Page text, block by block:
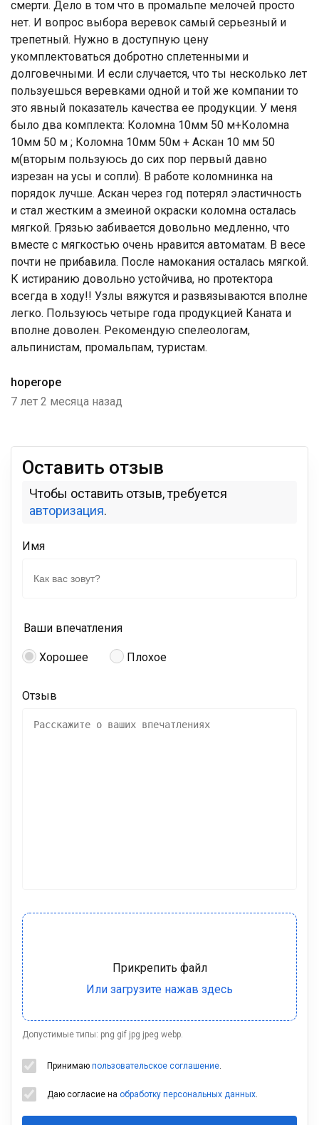
смерти. Дело в том что в промальпе мелочей просто
нет. И вопрос выбора веревок самый серьезный и
трепетный. Нужно в доступную цену
укомплектоваться добротно сплетенными и
долговечными. И если случается, что ты несколько лет
пользуешься веревками одной и той же компании то
это явный показатель качества ее продукции. У меня
было два комплекта: Коломна 10мм 50 м+Коломна
10мм 50 м ; Коломна 10мм 50м + Аскан 10 мм 50
м(вторым пользуюсь до сих пор первый давно
изрезан на усы и сопли). В работе коломнинка на
порядок лучше. Аскан через год потерял эластичность
и стал жестким а змеиной окраски коломна осталась
мягкой. Грязью забивается довольно медленно, что
вместе с мягкостью очень нравится автоматам. В весе
почти не прибавила. После намокания осталась мягкой.
К истиранию довольно устойчива, но протектора
всегда в ходу!! Узлы вяжутся и развязываются вполне
легко. Пользуюсь четыре года продукцией Каната и
вполне доволен. Рекомендую спелеологам,
альпинистам, промальпам, туристам.
hoperope
7 лет 2 месяца назад
Оставить отзыв
Чтобы оставить отзыв, требуется
авторизация.
Имя
Ваши впечатления
Хорошее Плохое
Отзыв
Допустимые типы: png gif jpg jpeg webp.
Принимаю пользовательское соглашение.
Даю согласие на обработку персональных данных.